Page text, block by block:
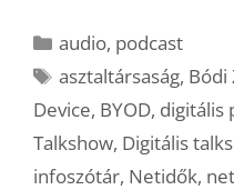
Kategória
audio, podcast
Címkék
asztaltársaság, Bódi
Device, BYOD, digitális
Talkshow, Digitális
infoszótár, Netidők,